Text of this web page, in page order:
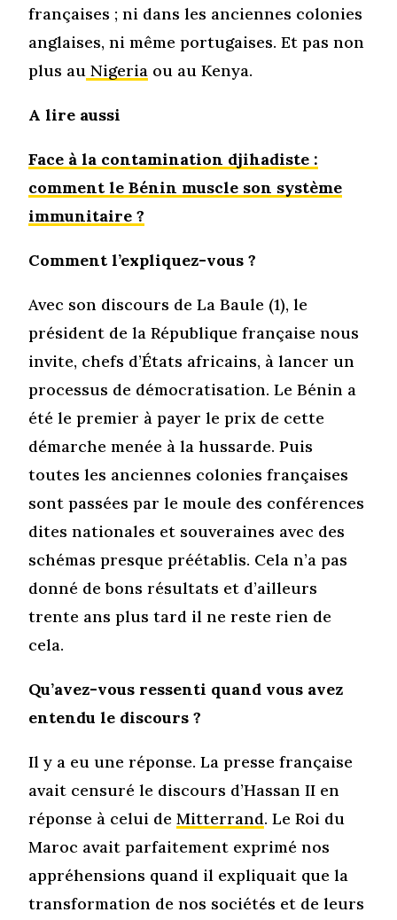
françaises ; ni dans les anciennes colonies
anglaises, ni même portugaises. Et pas non
plus au Nigeria ou au Kenya.
A lire aussi
Face à la contamination djihadiste :
comment le Bénin muscle son système
immunitaire ?
Comment l’expliquez-vous ?
Avec son discours de La Baule (1), le
président de la République française nous
invite, chefs d’États africains, à lancer un
processus de démocratisation. Le Bénin a
été le premier à payer le prix de cette
démarche menée à la hussarde. Puis
toutes les anciennes colonies françaises
sont passées par le moule des conférences
dites nationales et souveraines avec des
schémas presque préétablis. Cela n’a pas
donné de bons résultats et d’ailleurs
trente ans plus tard il ne reste rien de
cela.
Qu’avez-vous ressenti quand vous avez
entendu le discours ?
Il y a eu une réponse. La presse française
avait censuré le discours d’Hassan II en
réponse à celui deMitterrand. Le Roi du
Maroc avait parfaitement exprimé nos
appréhensions quand il expliquait que la
transformation de nos sociétés et de leurs